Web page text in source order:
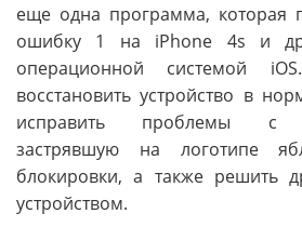
еще одна программа, которая
ошибку 1 на iPhone 4s и
операционной системой
восстановить устройство в
исправить проблемы с
застрявшую на логотипе
блокировки, а также решить
устройством.